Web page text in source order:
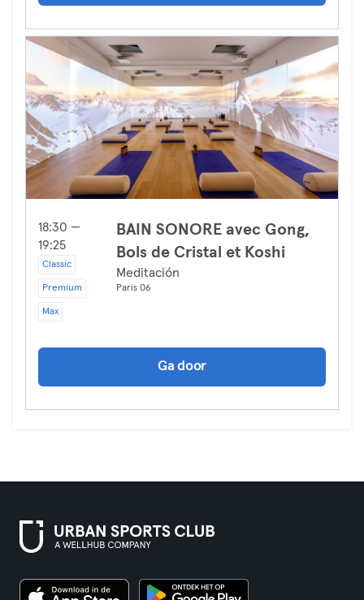
18:30 —
19:25
Classic
Premium
Max
BAIN SONORE avec Gong,
Bols de Cristal et Koshi
Meditación
Paris 06
Ga door